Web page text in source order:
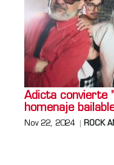
Adicta convierte
homenaje
Nov 22, 2024 ROCK